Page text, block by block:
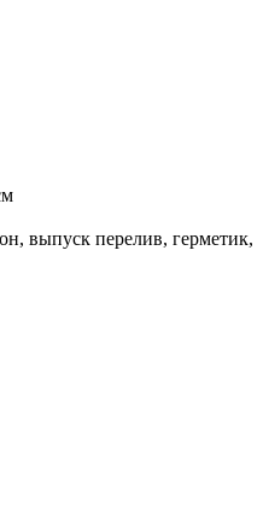
перелив, герметик,